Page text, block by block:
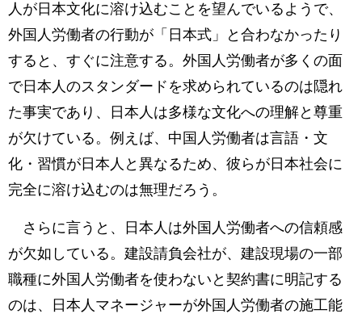
人が日本文化に溶け込むことを望んでいるようで、
外国人労働者の行動が「日本式」と合わなかったり
すると、すぐに注意する。外国人労働者が多くの面
で日本人のスタンダードを求められているのは隠れ
た事実であり、日本人は多様な文化への理解と尊重
が欠けている。例えば、中国人労働者は言語・文
化・習慣が日本人と異なるため、彼らが日本社会に
完全に溶け込むのは無理だろう。
さらに言うと、日本人は外国人労働者への信頼感
が欠如している。建設請負会社が、建設現場の一部
職種に外国人労働者を使わないと契約書に明記する
のは、日本人マネージャーが外国人労働者の施工能